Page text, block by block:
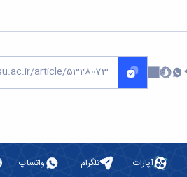
آپارات تلگرام واتساپ